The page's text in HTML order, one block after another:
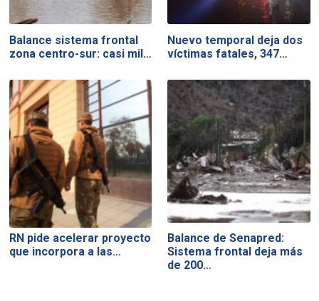
Balance sistema frontal
zona centro-sur: casi mil…
Nuevo temporal deja dos
víctimas fatales, 347…
RN pide acelerar proyecto
que incorpora a las…
Balance de Senapred:
Sistema frontal deja más
de 200…